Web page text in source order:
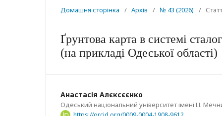
Домашня сторінка / Архів / № 43 (2026) /
Ґрунтова карта в системі
(на прикладі Одеської області)
Анастасія Алєксєєнко
Одеський національний університет імені І.І.